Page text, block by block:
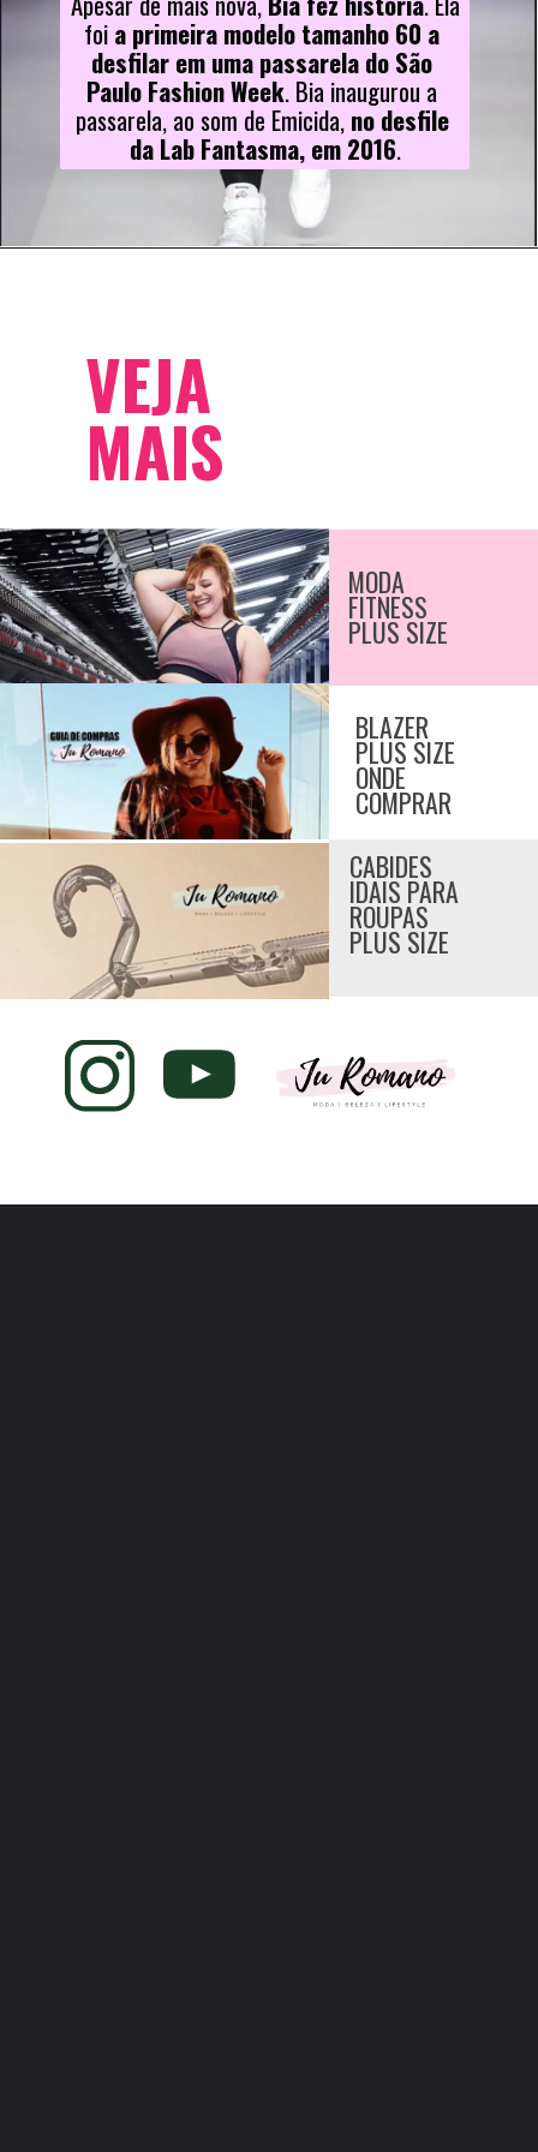
foi a primeira modelo tamanho 60 a
desfilar em uma passarela do São
Paulo Fashion Week. Bia inaugurou a
passarela, ao som de Emicida, no desfile
da Lab Fantasma, em 2016.
MODA
FITNESS
PLUS SIZE
BLAZER
PLUS SIZE
ONDE
COMPRAR
CABIDES
IDAIS PARA
ROUPAS
PLUS SIZE
VEJA
MAIS